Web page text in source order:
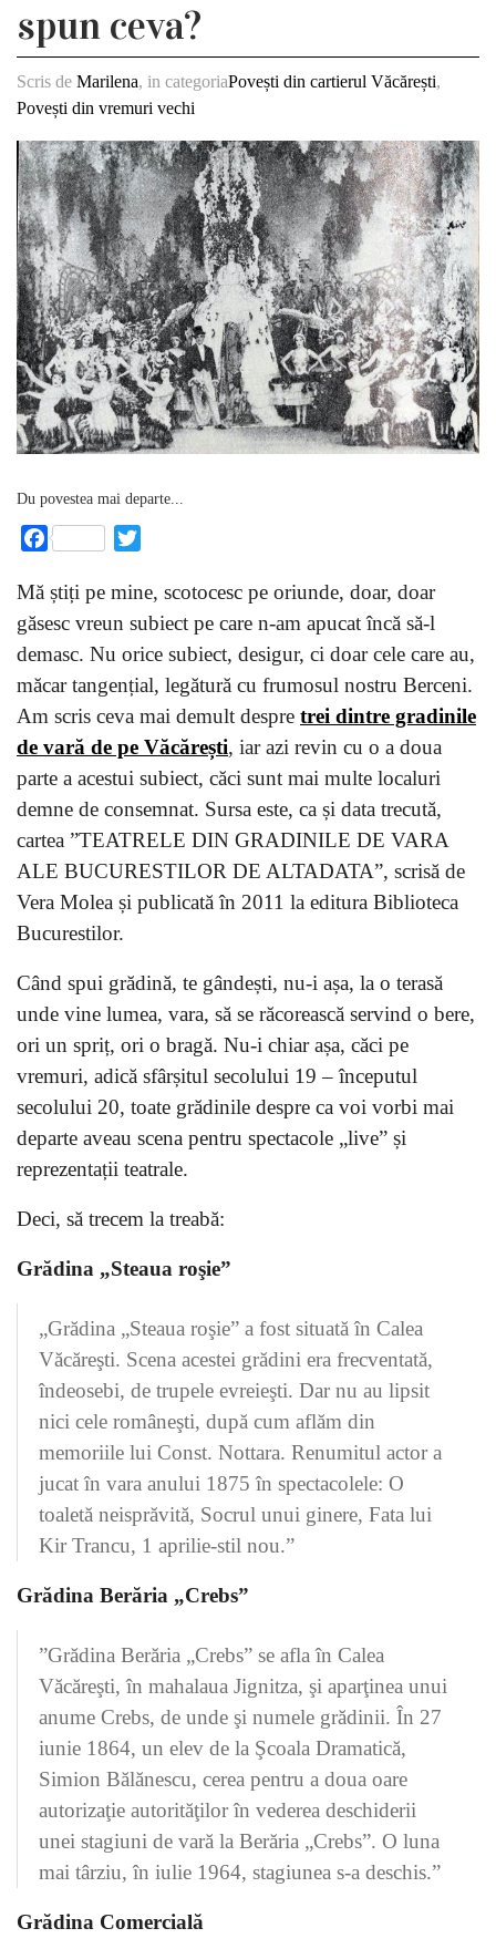
spun ceva?
Scris de Marilena, in categoriaPovești din cartierul Văcărești,
Povești din vremuri vechi
Du povestea mai departe...
Facebook
Mă știți pe mine, scotocesc pe oriunde, doar, doar
găsesc vreun subiect pe care n-am apucat încă să-l
demasc. Nu orice subiect, desigur, ci doar cele care au,
măcar tangențial, legătură cu frumosul nostru Berceni.
Am scris ceva mai demult despre trei dintre gradinile
de vară de pe Văcărești, iar azi revin cu o a doua
parte a acestui subiect, căci sunt mai multe localuri
demne de consemnat. Sursa este, ca și data trecută,
cartea ”TEATRELE DIN GRADINILE DE VARA
ALE BUCURESTILOR DE ALTADATA”, scrisă de
Vera Molea și publicată în 2011 la editura Biblioteca
Bucurestilor.
Când spui grădină, te gândești, nu-i așa, la o terasă
unde vine lumea, vara, să se răcorească servind o bere,
ori un spriț, ori o bragă. Nu-i chiar așa, căci pe
vremuri, adică sfârșitul secolului 19 – începutul
secolului 20, toate grădinile despre ca voi vorbi mai
departe aveau scena pentru spectacole „live” și
reprezentații teatrale.
Deci, să trecem la treabă:
Grădina „Steaua roşie”
„Grădina „Steaua roşie” a fost situată în Calea
Văcăreşti. Scena acestei grădini era frecventată,
îndeosebi, de trupele evreieşti. Dar nu au lipsit
nici cele româneşti, după cum aflăm din
memoriile lui Const. Nottara. Renumitul actor a
jucat în vara anului 1875 în spectacolele: O
toaletă neisprăvită, Socrul unui ginere, Fata lui
Kir Trancu, 1 aprilie-stil nou.”
Grădina Berăria „Crebs”
”Grădina Berăria „Crebs” se afla în Calea
Văcăreşti, în mahalaua Jignitza, şi aparţinea unui
anume Crebs, de unde şi numele grădinii. În 27
iunie 1864, un elev de la Şcoala Dramatică,
Simion Bălănescu, cerea pentru a doua oare
autorizaţie autorităţilor în vederea deschiderii
unei stagiuni de vară la Berăria „Crebs”. O luna
mai târziu, în iulie 1964, stagiunea s-a deschis.”
Grădina Comercială